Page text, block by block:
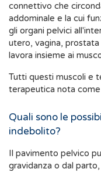
connettivo che
addominale e la cui
gli organi pelvici
utero, vagina,
lavora insieme ai
Tutti questi muscoli e
terapeutica nota
Quali sono le
indebolito?
Il pavimento pelvico
gravidanza o dal